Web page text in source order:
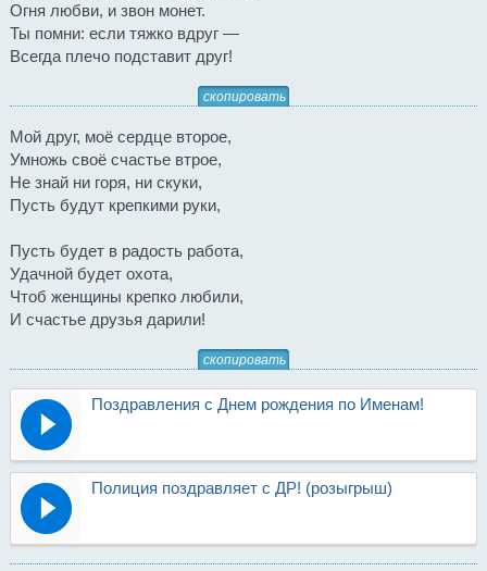
Огня любви, и звон монет.
Ты помни: если тяжко вдруг —
Всегда плечо подставит друг!
скопировать
Мой друг, моё сердце второе,
Умножь своё счастье втрое,
Не знай ни горя, ни скуки,
Пусть будут крепкими руки,
Пусть будет в радость работа,
Удачной будет охота,
Чтоб женщины крепко любили,
И счастье друзья дарили!
скопировать
Поздравления с Днем рождения по Именам!
Полиция поздравляет с ДР! (розыгрыш)